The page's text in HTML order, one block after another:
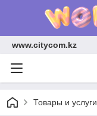
www.citycom.kz
Товары и услуги